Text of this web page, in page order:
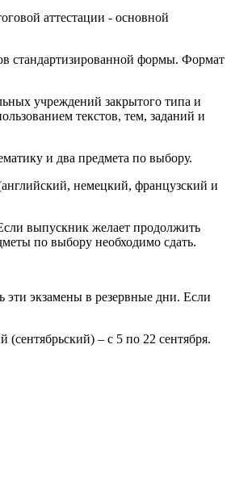
аттестации - основной
стандартизированной формы. Формат
учреждений закрытого типа и
текстов, тем, заданий и
и два предмета по выбору.
немецкий, французский и
выпускник желает продолжить
по выбору необходимо сдать.
экзамены в резервные дни. Если
– с 5 по 22 сентября.